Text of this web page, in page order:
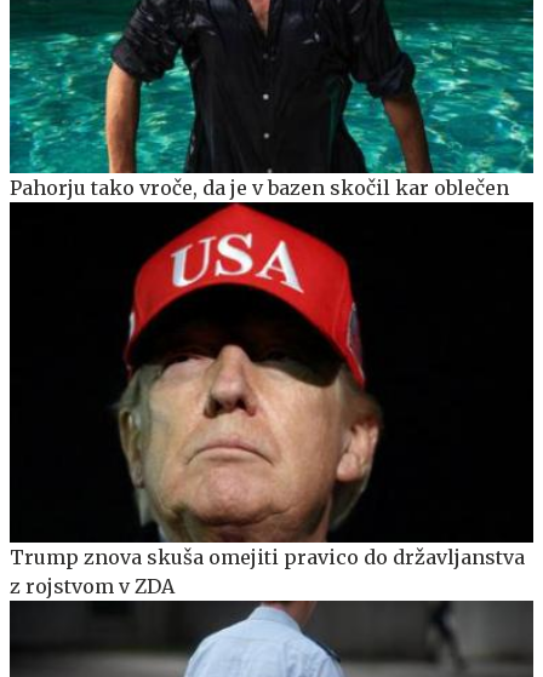
Pahorju tako vroče, da je v bazen skočil kar oblečen
Trump znova skuša omejiti pravico do državljanstva
z rojstvom v ZDA